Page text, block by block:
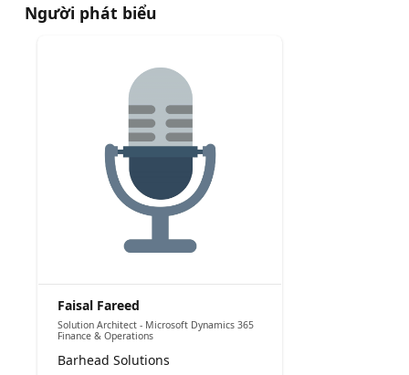
Người phát biểu
Faisal Fareed
Solution Architect - Microsoft Dynamics 365
Finance & Operations
Barhead Solutions